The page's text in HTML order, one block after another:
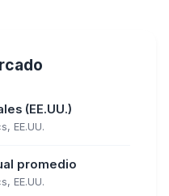
(EE.UU.)
EE.UU.
promedio
EE.UU.